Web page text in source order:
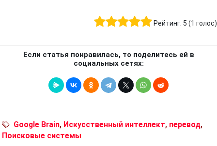
Рейтинг: 5 (1 голос)
Если статья понравилась, то поделитесь ей в
социальных сетях:
Google Brain, Искусственный интеллект, перевод,
Поисковые системы